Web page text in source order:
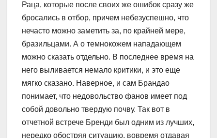
Раца, которые после своих же ошибок сразу же
бросались в отбор, причем небезуспешно, что
нечасто можно заметить за, по крайней мере,
бразильцами. А о темнокожем нападающем
можно сказать отдельно. В последнее время на
него выливается немало критики, и это еще
мягко сказано. Наверное, и сам Брандао
понимает, что недовольство фанов имеет под
собой довольно твердую почву. Так вот в
отчетной встрече Бренди был одним из лучших,
нередко обостряя ситуацию, вовремя отдавая